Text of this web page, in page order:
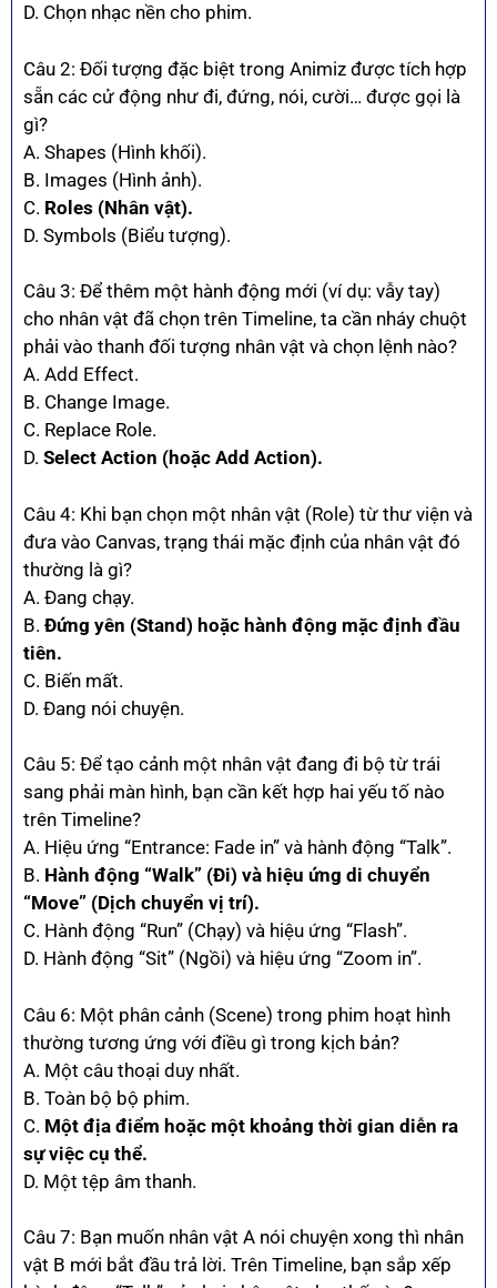
D. Chọn nhạc nền cho phim.
Câu 2: Đối tượng đặc biệt trong Animiz được tích hợp
sẵn các cử động như đi, đứng, nói, cười… được gọi là
gì?
A. Shapes (Hình khối).
B. Images (Hình ảnh).
C. Roles (Nhân vật).
D. Symbols (Biểu tượng).
Câu 3: Để thêm một hành động mới (ví dụ: vẫy tay)
cho nhân vật đã chọn trên Timeline, ta cần nháy chuột
phải vào thanh đối tượng nhân vật và chọn lệnh nào?
A. Add Effect.
B. Change Image.
C. Replace Role.
D. Select Action (hoặc Add Action).
Câu 4: Khi bạn chọn một nhân vật (Role) từ thư viện và
đưa vào Canvas, trạng thái mặc định của nhân vật đó
thường là gì?
A. Đang chạy.
B. Đứng yên (Stand) hoặc hành động mặc định đầu
tiên.
C. Biến mất.
D. Đang nói chuyện.
Câu 5: Để tạo cảnh một nhân vật đang đi bộ từ trái
sang phải màn hình, bạn cần kết hợp hai yếu tố nào
trên Timeline?
A. Hiệu ứng “Entrance: Fade in” và hành động “Talk”.
B. Hành động “Walk” (Đi) và hiệu ứng di chuyển
“Move” (Dịch chuyển vị trí).
C. Hành động “Run” (Chạy) và hiệu ứng “Flash”.
D. Hành động “Sit” (Ngồi) và hiệu ứng “Zoom in”.
Câu 6: Một phân cảnh (Scene) trong phim hoạt hình
thường tương ứng với điều gì trong kịch bản?
A. Một câu thoại duy nhất.
B. Toàn bộ bộ phim.
C. Một địa điểm hoặc một khoảng thời gian diễn ra
sự việc cụ thể.
D. Một tệp âm thanh.
Câu 7: Bạn muốn nhân vật A nói chuyện xong thì nhân
vật B mới bắt đầu trả lời. Trên Timeline, bạn sắp xếp